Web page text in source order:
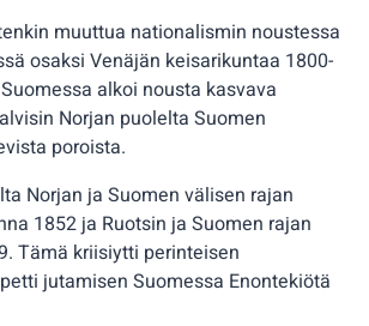
muuttua nationalismin noustessa
osaksi Venäjän keisarikuntaa 1800-
alkoi nousta kasvava
Norjan puolelta Suomen
poroista.
Norjan ja Suomen välisen rajan
1852 ja Ruotsin ja Suomen rajan
Tämä kriisiytti perinteisen
jutamisen Suomessa Enontekiötä